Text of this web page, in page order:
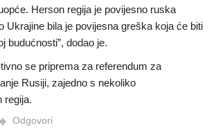
Herson regija je povijesno ruska
Ukrajine bila je povijesna greška koja će biti
budućnosti”, dodao je.
se priprema za referendum za
Rusiji, zajedno s nekoliko
regija.
Odgovori